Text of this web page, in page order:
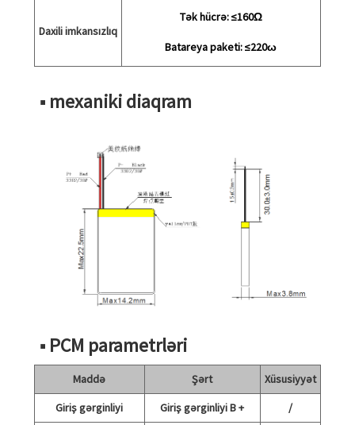
Daxili imkansızlıq
Tək hücrə:≤160Ω
Batareya paketi: ≤220ω
■ mexaniki diaqram
■ PCM parametrləri
Maddə Şərt
Xüsusiyyət
Giriş gərginliyi
Giriş gərginliyi B + /